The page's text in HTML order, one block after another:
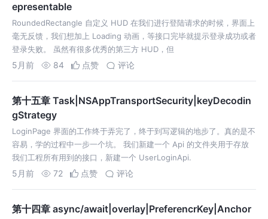
epresentable
RoundedRectangle 自定义 HUD 在我们进行登陆请求的时候，界面上
毫无反馈，我们想加上 Loading 动画，等接口完毕就提示登录成功或者
登录失败。 虽然有很多优秀的第三方 HUD，但
5月前 84 点赞 评论
第十五章 Task|NSAppTransportSecurity|keyDecodin
gStrategy
LoginPage 界面的工作终于弄完了，终于到写逻辑的地步了。真的是不
容易，学的过程中一步一个坑。 我们新建一个 Api 的文件夹用于存放
我们工程所有用到的接口，新建一个 UserLoginApi.
5月前 72 点赞 评论
第十四章 async/await|overlay|PreferencrKey|Anchor